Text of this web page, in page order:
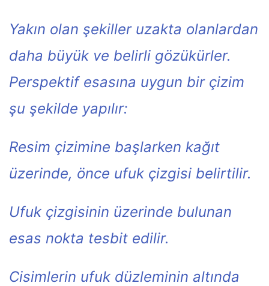
Yakın olan şekiller uzakta olanlardan
daha büyük ve belirli gözükürler.
Perspektif esasına uygun bir çizim
şu şekilde yapılır:
Resim çizimine başlarken kağıt
üzerinde, önce ufuk çizgisi belirtilir.
Ufuk çizgisinin üzerinde bulunan
esas nokta tesbit edilir.
Cisimlerin ufuk düzleminin altında